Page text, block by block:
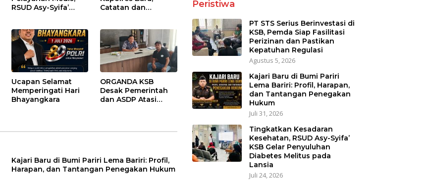
RSUD Asy-Syifa’
Edukasi Kesehatan
di Taliwang
Catatan dan
Sumbawa Barat
Ucapan Selamat
Memperingati Hari
Bhayangkara
ORGANDA KSB
Desak Pemerintah
dan ASDP Atasi
Kajari Baru di Bumi Pariri Lema Bariri: Profil,
Harapan, dan Tantangan Penegakan Hukum
Peristiwa
PT STS Serius Berinvestasi di
KSB, Pemda Siap Fasilitasi
Perizinan dan Pastikan
Kepatuhan Regulasi
Agustus 5, 2026
Kajari Baru di Bumi Pariri
Lema Bariri: Profil, Harapan,
dan Tantangan Penegakan
Hukum
Juli 31, 2026
Tingkatkan Kesadaran
Kesehatan, RSUD Asy-Syifa’
KSB Gelar Penyuluhan
Diabetes Melitus pada
Lansia
Juli 24, 2026